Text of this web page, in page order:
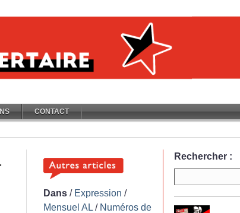
CONTACT
Dans / Expression /
Mensuel AL / Numéros de
Rechercher :